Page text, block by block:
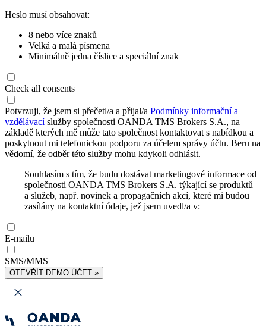
Heslo musí obsahovat:
8 nebo více znaků
Velká a malá písmena
Minimálně jedna číslice a speciální znak
Check all consents
Potvrzuji, že jsem si přečetl/a a přijal/a Podmínky informační a
vzdělávacíslužby společnosti OANDA TMS Brokers S.A., na
základě kterých mě může tato společnost kontaktovat s nabídkou a
poskytnout mi telefonickou podporu za účelem správy účtu. Beru na
vědomí, že odběr této služby mohu kdykoli odhlásit.
Souhlasím s tím, že budu dostávat marketingové informace od
společnosti OANDA TMS Brokers S.A. týkající se produktů
a služeb, např. novinek a propagačních akcí, které mi budou
zasílány na kontaktní údaje, jež jsem uvedl/a v:
E-mailu
SMS/MMS
OTEVŘÍT DEMO ÚČET »